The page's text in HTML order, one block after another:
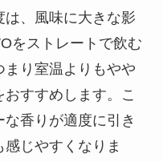
は、風味に大きな影
をストレートで飲む
り室温よりもやや
すすめします。こ
香りが適度に引き
じやすくなりま